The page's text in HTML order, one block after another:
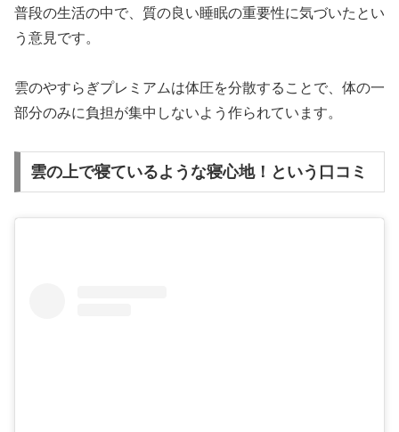
普段の生活の中で、質の良い睡眠の重要性に気づいたとい
う意見です。
雲のやすらぎプレミアムは体圧を分散することで、体の一
部分のみに負担が集中しないよう作られています。
雲の上で寝ているような寝心地！という口コミ